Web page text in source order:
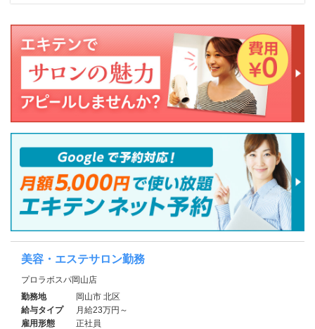
美容・エステサロン勤務
プロラボスパ岡山店
勤務地
岡山市 北区
給与タイプ
月給23万円～
雇用形態
正社員